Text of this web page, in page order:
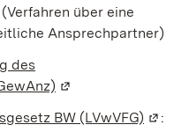
(Verfahren über eine
Ansprechpartner)
des
(Wird in einem
BW (LVwVFG) (Wird
: